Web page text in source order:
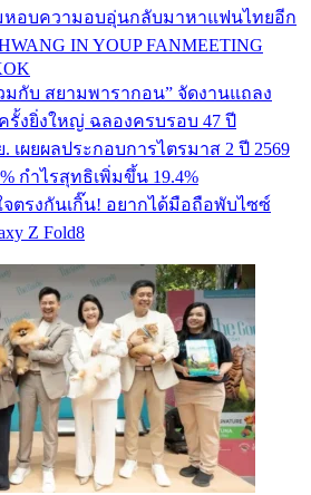
หอบความอบอุ่นกลับมาหาแฟนไทยอีก
IN YOUP FANMEETING
มกับ สยามพารากอน” จัดงานแถลง
งยิ่งใหญ่ ฉลองครบรอบ 47 ปี
เผยผลประกอบการไตรมาส 2 ปี 2569
กำไรสุทธิเพิ่มขึ้น 19.4%
จตรงกันเกิ๊น! อยากได้มือถือพับไซซ์
Z Fold8